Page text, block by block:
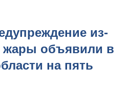
из-
жары объявили в
на пять